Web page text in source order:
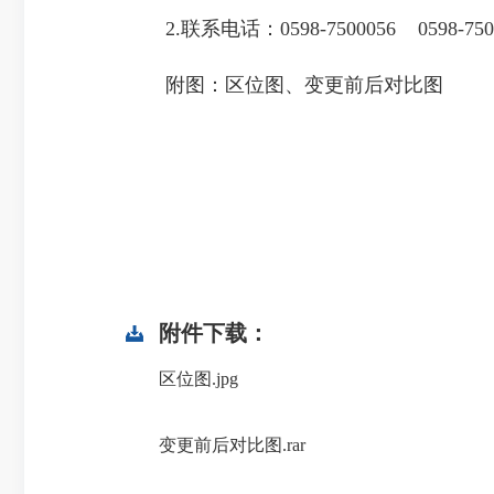
2.联系电话：0598-7500056 0598-
附图：区位图、变更前后对比图
附件下载：
区位图.jpg
变更前后对比图.rar